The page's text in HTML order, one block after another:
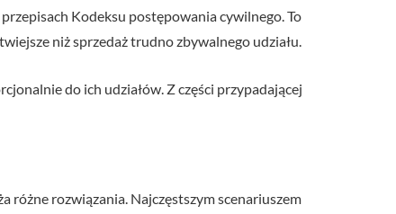
Kodeksu postępowania cywilnego. To
niż sprzedaż trudno zbywalnego udziału.
do ich udziałów. Z części przypadającej
różne rozwiązania. Najczęstszym scenariuszem